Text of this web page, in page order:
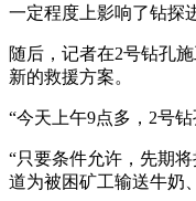
一定程度上影响了钻探
随后，记者在2号钻孔
新的救援方案。
“今天上午9点多，2号
“只要条件允许，先期
道为被困矿工输送牛奶